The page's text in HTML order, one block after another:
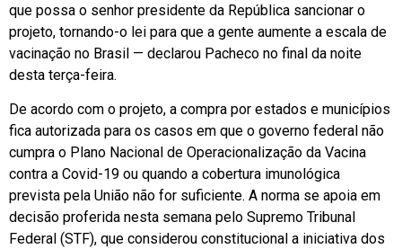
que possa o senhor presidente da República sancionar o
projeto, tornando-o lei para que a gente aumente a escala de
vacinação no Brasil — declarou Pacheco no final da noite
desta terça-feira.
De acordo com o projeto, a compra por estados e municípios
fica autorizada para os casos em que o governo federal não
cumpra o Plano Nacional de Operacionalização da Vacina
contra a Covid-19 ou quando a cobertura imunológica
prevista pela União não for suficiente. A norma se apoia em
decisão proferida nesta semana pelo Supremo Tribunal
Federal (STF), que considerou constitucional a iniciativa dos